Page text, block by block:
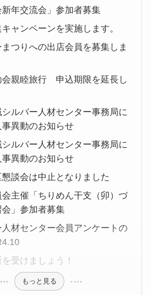
新年交流会」参加者募集
ャンペーンを実施します。
つりへの出店会員を募集しま
会親睦旅行 申込期限を延長し
ルバー人材センター事務局に
異動のお知らせ
ルバー人材センター事務局に
異動のお知らせ
談会は中止となりました
主催「ちりめん干支（卯）づ
会」参加者募集
人材センター会員アンケートの
受けましょう！
もっと見る